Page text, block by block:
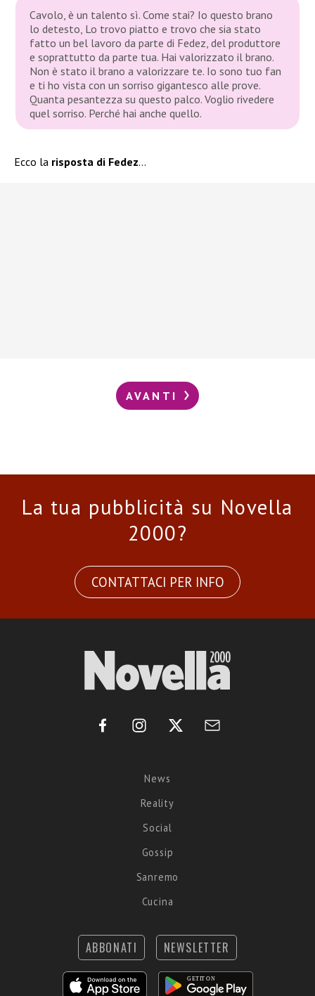
Cavolo, è un talento sì. Come stai? Io questo brano
lo detesto, Lo trovo piatto e trovo che sia stato
fatto un bel lavoro da parte di Fedez, del produttore
e soprattutto da parte tua. Hai valorizzato il brano.
Non è stato il brano a valorizzare te. Io sono tuo fan
e ti ho vista con un sorriso gigantesco alle prove.
Quanta pesantezza su questo palco. Voglio rivedere
quel sorriso. Perché hai anche quello.
Ecco la risposta di Fedez…
AVANTI
La tua pubblicità su Novella
2000?
CONTATTACI PER INFO
News
Reality
Social
Gossip
Sanremo
Cucina
ABBONATI NEWSLETTER